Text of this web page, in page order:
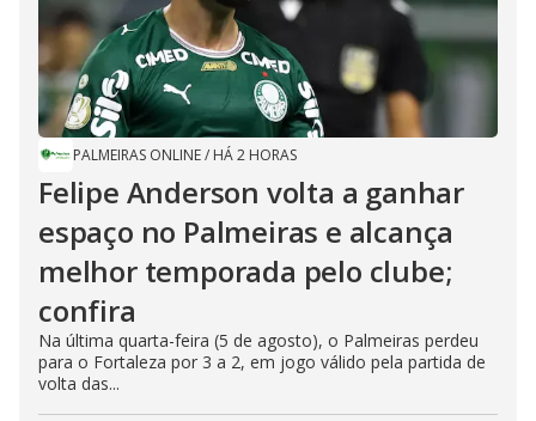
PALMEIRAS ONLINE/ HÁ 2 HORAS
Felipe Anderson volta a ganhar
espaço no Palmeiras e alcança
melhor temporada pelo clube;
confira
Na última quarta-feira (5 de agosto), o Palmeiras perdeu
para o Fortaleza por 3 a 2, em jogo válido pela partida de
volta das...